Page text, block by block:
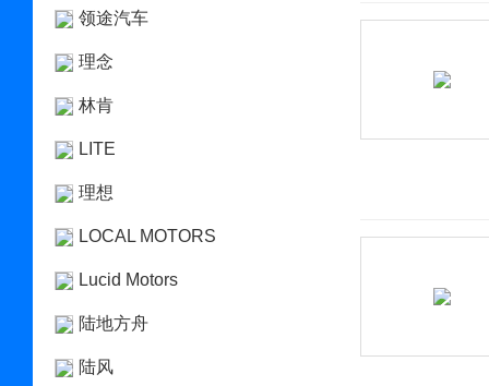
领途汽车
理念
林肯
LITE
理想
LOCAL MOTORS
Lucid Motors
陆地方舟
陆风